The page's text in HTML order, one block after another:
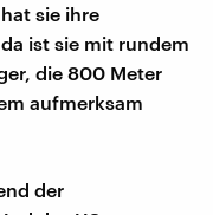
sie ihre
ist sie mit rundem
die 800 Meter
aufmerksam
der